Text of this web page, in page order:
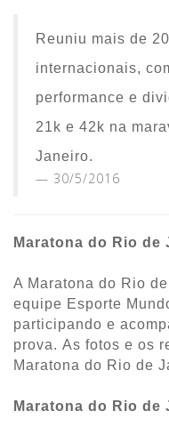
Reuniu mais de
internacionais,
performance e
21k e 42k na
Janeiro.
30/5/2016
Maratona do Rio de
A Maratona do Rio
equipe Esporte
participando e
prova. As fotos e os
Maratona do Rio de
Maratona do Rio de